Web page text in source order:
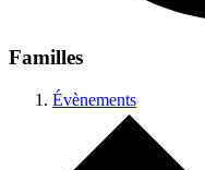
Familles
Évènements